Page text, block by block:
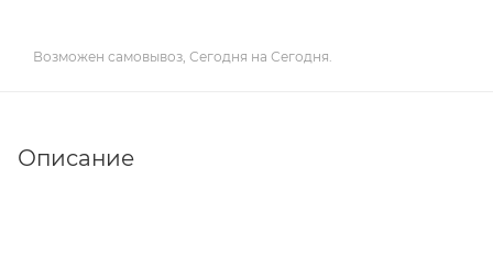
Возможен самовывоз, Сегодня на Сегодня.
Описание